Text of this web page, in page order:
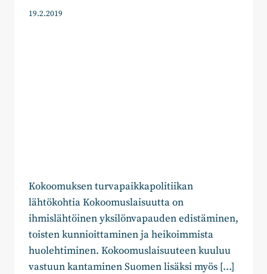
19.2.2019
Kokoomuksen turvapaikkapolitiikan
lähtökohtia Kokoomuslaisuutta on
ihmislähtöinen yksilönvapauden edistäminen,
toisten kunnioittaminen ja heikoimmista
huolehtiminen. Kokoomuslaisuuteen kuuluu
vastuun kantaminen Suomen lisäksi myös […]